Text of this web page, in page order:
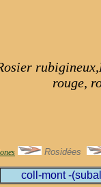
rouge,
Rosidées
coll-mont -